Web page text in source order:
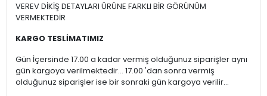
VEREV DİKİŞ DETAYLARI ÜRÜNE FARKLI BİR GÖRÜNÜM
VERMEKTEDİR
KARGO TESLİMATIMIZ
Gün İçersinde 17.00 a kadar vermiş olduğunuz siparişler aynı
gün kargoya verilmektedir... 17.00 'dan sonra vermiş
olduğunuz siparişler ise bir sonraki gün kargoya verilir...